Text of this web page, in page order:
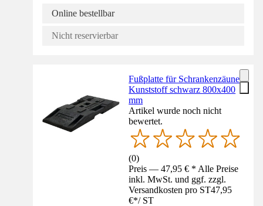
Online bestellbar
Nicht reservierbar
Fußplatte für Schrankenzäune
Kunststoff schwarz 800x400
mm
Artikel wurde noch nicht
bewertet.
(0)
Preis — 47,95 € * Alle Preise
inkl. MwSt. und ggf. zzgl.
Versandkosten pro ST47,95
€*/ ST